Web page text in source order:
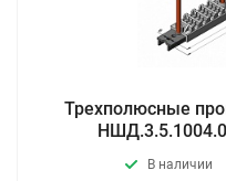
Трехполюсные
В наличии